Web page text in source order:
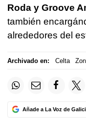
Roda y Groove
también
alrededores del
Archivado en: Celta
Añade a La Voz de